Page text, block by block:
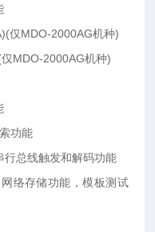
仅 MDO-2000AG机种)
仅 MDO-2000AG机种)
功能
行总线触发和解码功能
络存储功能，模板测试